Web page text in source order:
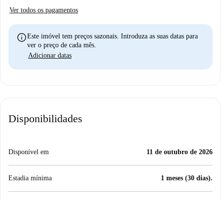
Ver todos os pagamentos
infoEste imóvel tem preços sazonais. Introduza as suas datas para
ver o preço de cada mês.
Adicionar datas
Disponibilidades
Disponível em 11 de outubro de 2026
Estadia mínima 1 meses (30 dias).